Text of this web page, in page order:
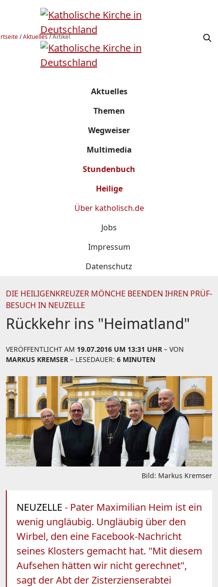
/Aktuelles/Artikel
Aktuelles
Themen
Wegweiser
Multimedia
Stundenbuch
Heilige
Über katholisch.de
Jobs
Impressum
Datenschutz
DIE HEILIGENKREUZER MÖNCHE BEENDEN IHREN PRÜF-
BESUCH IN NEUZELLE
Rückkehr ins "Heimatland"
VERÖFFENTLICHT AM 19.07.2016 UM 13:31 UHR – VON
MARKUS KREMSER – LESEDAUER: 6 MINUTEN
Bild: Markus Kremser
NEUZELLE - Pater Maximilian Heim ist ein
wenig ungläubig. Ungläubig über den
Wirbel, den eine Facebook-Nachricht
seines Klosters gemacht hat. "Mit diesem
Aufsehen hätten wir nicht gerechnet",
sagt der Abt der Zisterzienserabtei